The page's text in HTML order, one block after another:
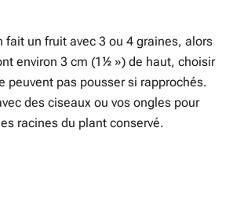
fait un fruit avec 3 ou 4 graines, alors
environ 3 cm (1½ ») de haut, choisir
peuvent pas pousser si rapprochés.
des ciseaux ou vos ongles pour
racines du plant conservé.